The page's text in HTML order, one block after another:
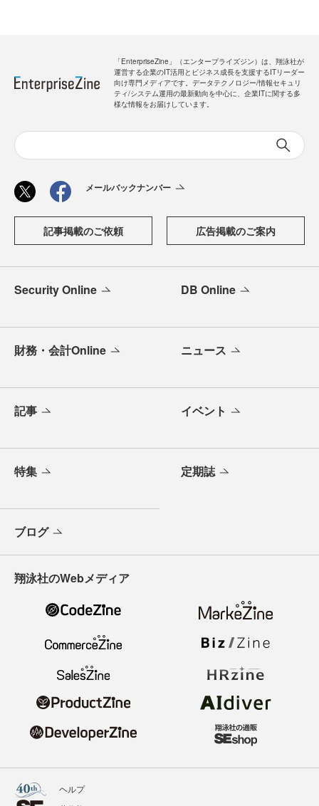
「EnterpriseZine」（エンタープライズジン）は、翔泳社が
運営する企業のIT活用とビジネス成長を支援するITリーダー
向け専門メディアです。データテクノロジー/情報セキュリ
ティ/システム運用の最新動向を中心に、企業ITに関する多
様な情報をお届けしています。
メールバックナンバー
記事掲載のご依頼 広告掲載のご案内
Security Online DB Online
財務・会計Online ニュース
記事 イベント
特集 定期誌
ブログ
翔泳社のWebメディア
ヘルプ